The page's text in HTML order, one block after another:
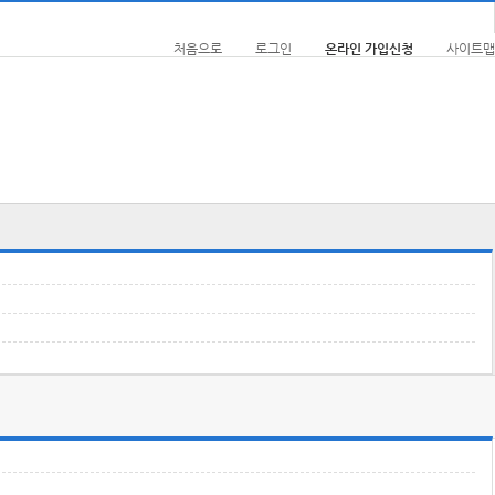
처음으로
로그인 온라인 가입신청 사이트맵